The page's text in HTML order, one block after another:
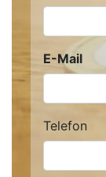
E-Mail
Telefon